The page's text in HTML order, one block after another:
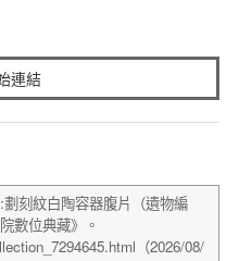
連結